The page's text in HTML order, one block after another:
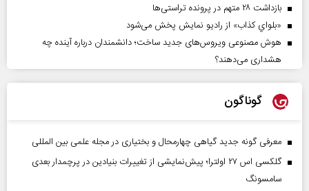
بازداشت ۲۸ متهم در پرونده تراستی‌ها
«بلواي کذاب» از رادیو نمایش پخش می‌شود
هوش مصنوعی ویروس‌های جدید ساخت؛ دانشمندان درباره آینده چه
هشداری می‌دهند؟
گوناگون
معرفی گونه جدید گیاهی چهارمحال و بختیاری در مجله علمی بین المللی
گلکسی اس ۲۷ اولترا؛ پیش‌نمایشی از تغییرات بنیادین در پرچمدار بعدی
سامسونگ